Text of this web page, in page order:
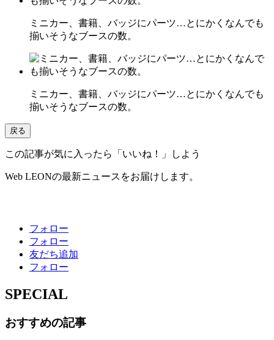
ミニカー、書籍、バッジにパーツ…とにかくなんでも
揃いそうなブースの数。
ミニカー、書籍、バッジにパーツ…とにかくなんでも
揃いそうなブースの数。
戻る
この記事が気に入ったら「いいね！」しよう
Web LEONの最新ニュースをお届けします。
フォロー
フォロー
友だち追加
フォロー
SPECIAL
おすすめの記事